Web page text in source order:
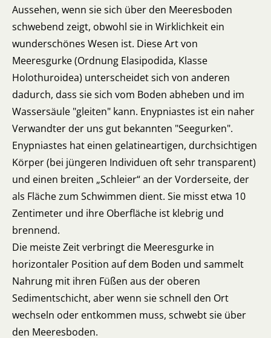
Aussehen, wenn sie sich über den Meeresboden
schwebend zeigt, obwohl sie in Wirklichkeit ein
wunderschönes Wesen ist. Diese Art von
Meeresgurke (Ordnung Elasipodida, Klasse
Holothuroidea) unterscheidet sich von anderen
dadurch, dass sie sich vom Boden abheben und im
Wassersäule "gleiten" kann. Enypniastes ist ein naher
Verwandter der uns gut bekannten "Seegurken".
Enypniastes hat einen gelatineartigen, durchsichtigen
Körper (bei jüngeren Individuen oft sehr transparent)
und einen breiten „Schleier“ an der Vorderseite, der
als Fläche zum Schwimmen dient. Sie misst etwa 10
Zentimeter und ihre Oberfläche ist klebrig und
brennend.
Die meiste Zeit verbringt die Meeresgurke in
horizontaler Position auf dem Boden und sammelt
Nahrung mit ihren Füßen aus der oberen
Sedimentschicht, aber wenn sie schnell den Ort
wechseln oder entkommen muss, schwebt sie über
den Meeresboden.